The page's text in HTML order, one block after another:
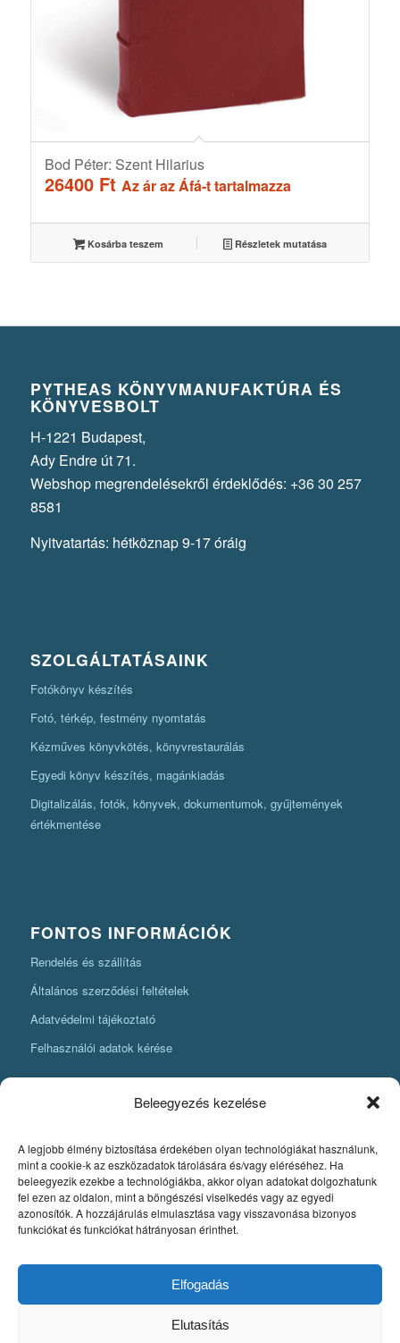
Beleegyezés kezelése
A legjobb élmény biztosítása érdekében olyan technológiákat használunk,
mint a cookie-k az eszközadatok tárolására és/vagy eléréséhez. Ha
beleegyezik ezekbe a technológiákba, akkor olyan adatokat dolgozhatunk
fel ezen az oldalon, mint a böngészési viselkedés vagy az egyedi
azonosítók. A hozzájárulás elmulasztása vagy visszavonása bizonyos
funkciókat és funkciókat hátrányosan érinthet.
Elfogadás
Elutasítás
Bod Péter: Szent Hilarius
26400 Ft Az ár az Áfá-t tartalmazza
Kosárba teszem Részletek mutatása
PYTHEAS KÖNYVMANUFAKTÚRA ÉS
KÖNYVESBOLT
H-1221 Budapest,
Ady Endre út 71.
Webshop megrendelésekről érdeklődés: +36 30 257
8581
Nyitvatartás: hétköznap 9-17 óráig
SZOLGÁLTATÁSAINK
Fotókönyv készítés
Fotó, térkép, festmény nyomtatás
Kézműves könyvkötés, könyvrestaurálás
Egyedi könyv készítés, magánkiadás
Digitalizálás, fotók, könyvek, dokumentumok, gyűjtemények
értékmentése
FONTOS INFORMÁCIÓK
Rendelés és szállítás
Általános szerződési feltételek
Adatvédelmi tájékoztató
Felhasználói adatok kérése
KÖNYVKÉSZÍTÉSI INFORMÁCIÓK
Amit mindenképpen tudnia kell, ha könyvet szeretne készíteni
Fontos szabályok a könyv nyomdai pdfjének elkészítéséhez